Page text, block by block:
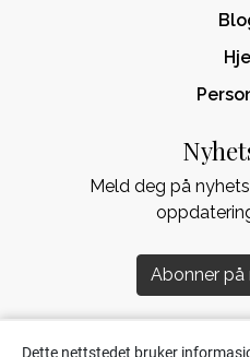
Meld deg på
Abonner på
Dette nettstedet bruker